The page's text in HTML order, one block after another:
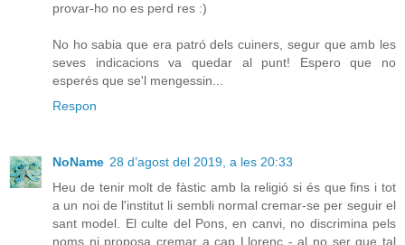
provar-ho no es perd res :)
No ho sabia que era patró dels cuiners, segur que amb les
seves indicacions va quedar al punt! Espero que no
esperés que se'l mengessin...
Respon
NoName 28 d’agost del 2019, a les 20:33
Heu de tenir molt de fàstic amb la religió si és que fins i tot
a un noi de l'institut li sembli normal cremar-se per seguir el
sant model. El culte del Pons, en canvi, no discrimina pels
noms ni proposa cremar a cap Llorenç - al no ser que tal